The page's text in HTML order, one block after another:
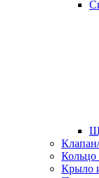
Кольцо
Крыло